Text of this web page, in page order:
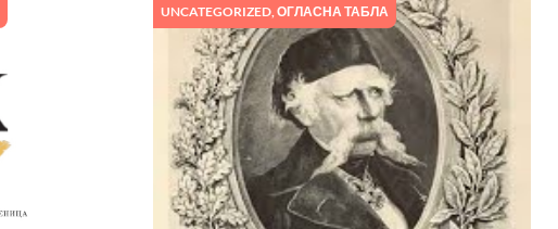
UNCATEGORIZED ,ОГЛАСНА ТАБЛА